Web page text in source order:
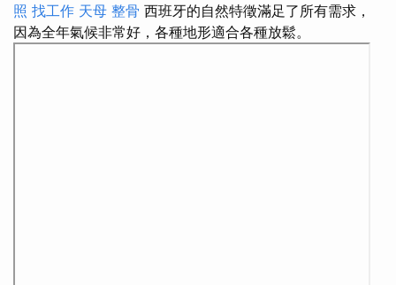
照 找工作 天母 整骨 西班牙的自然特徵滿足了所有需求，
因為全年氣候非常好，各種地形適合各種放鬆。